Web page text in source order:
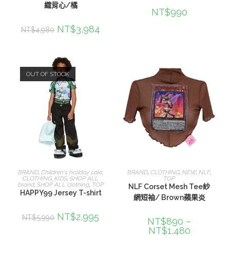
織背心/橘
NT$4,980 NT$3,984
NT$990
OUT OF STOCK
選擇規格
BRAND,Children's holiday sale,
CLOTHING,KIDS,SHOP ALL
brand, SHOP ALL clothing, TOP
HAPPY99 Jersey T-shirt
NT$5,990 NT$2,995
選擇規格
BRAND,CLOTHING,NEW,NLF,
TOP
NLF Corset Mesh Tee紗
網短袖/ Brown蘋果炎
NT$890 –
NT$1,480